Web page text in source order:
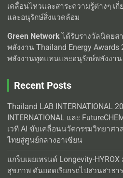
เคลื่อนไหวและสาระความรู้ต่างๆ เ
และอนุรักษ์สิ่งแวดล้อม
Green Networkได้รับรางวัลนิตยส
พลังงาน Thailand Energy
พลังงานทุดแทนและอนุรักษ์พลังงาน
Recent Posts
Thailand LAB INTERNATIONAL
INTERNATIONAL และ
เวที AI ขับเคลื่อนนวัตกรรมวิทยาศ
ไทยสู่ศูนย์กลางอาเซียน
แกร็บเผยเทรนด์ Longevity-
สุขภาพ ดันยอดเรียกรถไปสวนสาธา